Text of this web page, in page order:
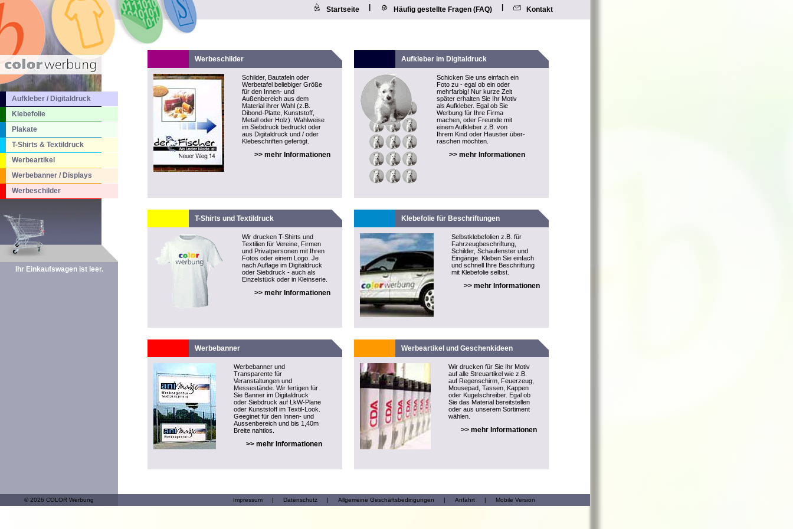
Startseite Häufig gestellte Fragen (FAQ) Kontakt
Aufkleber / Digitaldruck
Klebefolie
Plakate
T-Shirts & Textildruck
Werbeartikel
Werbebanner / Displays
Werbeschilder
Ihr Einkaufswagen ist leer.
Werbeschilder
Schilder, Bautafeln oder
Werbetafel beliebiger Größe
für den Innen- und
Außenbereich aus dem
Material ihrer Wahl (z.B.
Dibond-Platte, Kunststoff,
Metall oder Holz). Wahlweise
im Siebdruck bedruckt oder
aus Digitaldruck und / oder
Klebeschriften gefertigt.
>> mehr Informationen
Aufkleber im Digitaldruck
Schicken Sie uns einfach ein
Foto zu - egal ob ein oder
mehrfarbig! Nur kurze Zeit
später erhalten Sie Ihr Motiv
als Aufkleber. Egal ob Sie
Werbung für Ihre Firma
machen, oder Freunde mit
einem Aufkleber z.B. von
Ihrem Kind oder Haustier über-
raschen möchten.
>> mehr Informationen
T-Shirts und Textildruck
Wir drucken T-Shirts und
Textilien für Vereine, Firmen
und Privatpersonen mit Ihren
Fotos oder einem Logo. Je
nach Auflage im Digitaldruck
oder Siebdruck - auch als
Einzelstück oder in Kleinserie.
>> mehr Informationen
Klebefolie für Beschriftungen
Selbstklebefolien z.B. für
Fahrzeugbeschriftung,
Schilder, Schaufenster und
Eingänge. Kleben Sie einfach
und schnell Ihre Beschriftung
mit Klebefolie selbst.
>> mehr Informationen
Werbebanner
Werbebanner und
Transparente für
Veranstaltungen und
Messestände. Wir fertigen für
Sie Banner im Digitaldruck
oder Siebdruck auf LkW-Plane
oder Kunststoff im Textil-Look.
Geeginet für den Innen- und
Aussenbereich und bis 1,40m
Breite nahtlos.
>> mehr Informationen
Werbeartikel und Geschenkideen
Wir drucken für Sie Ihr Motiv
auf alle Streuartikel wie z.B.
auf Regenschirm, Feuerzeug,
Mousepad, Tassen, Kappen
oder Kugelschreiber. Egal ob
Sie das Material bereitstellen
oder aus unserem Sortiment
wählen.
>> mehr Informationen
© 2026 COLOR Werbung Impressum | Datenschutz | Allgemeine Geschäftsbedingungen | Anfahrt | Mobile Version